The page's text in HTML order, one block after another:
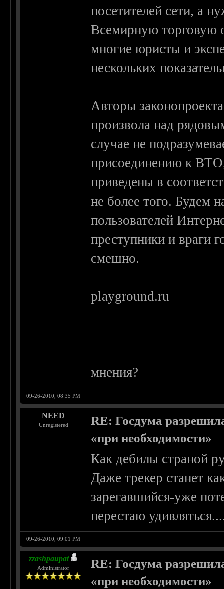
посетителей сети, а
Всемирную торговую
многие юристы и
нескольких
Авторы
произвола над
случае не
присоединению к
приведены в
не более того. Будем
пользователей
преступники и враги
смешно.
playground.ru
мнения?
09-26-2010, 08:35 PM
NEED
Unregistered
RE: Госдума
«при необходимости»
Как дебилы страной
Даже трекер станет
зарегавшийся-уже
перестаю
09-26-2010, 09:01 PM
zzashpaupat
Administrator
RE: Госдума
«при необходимости»